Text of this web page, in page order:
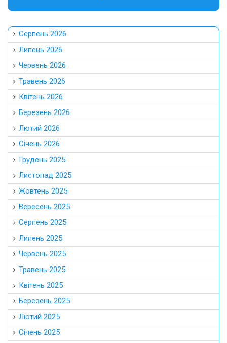
Серпень 2026
Липень 2026
Червень 2026
Травень 2026
Квітень 2026
Березень 2026
Лютий 2026
Січень 2026
Грудень 2025
Листопад 2025
Жовтень 2025
Вересень 2025
Серпень 2025
Липень 2025
Червень 2025
Травень 2025
Квітень 2025
Березень 2025
Лютий 2025
Січень 2025